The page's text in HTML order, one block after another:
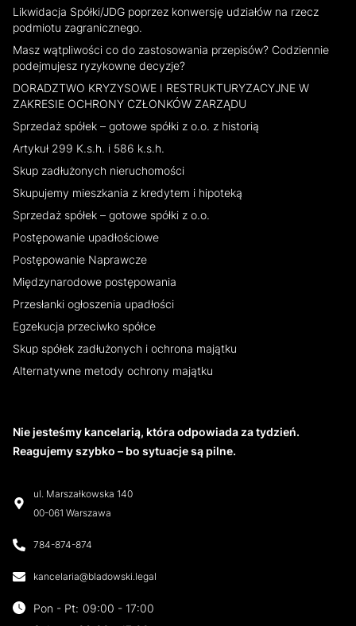
Nie jesteśmy kancelarią, która odpowiada za tydzień.
Reagujemy szybko – bo sytuacje są pilne.
ul. Marszałkowska 140
00-061 Warszawa
784-874-874
kancelaria@bladowski.legal
Pon - Pt: 09:00 - 17:00
Likwidacja Spółki/JDG poprzez konwersję udziałów na rzecz
podmiotu zagranicznego.
Masz wątpliwości co do zastosowania przepisów? Codziennie
podejmujesz ryzykowne decyzje?
DORADZTWO KRYZYSOWE I RESTRUKTURYZACYJNE W
ZAKRESIE OCHRONY CZŁONKÓW ZARZĄDU
Sprzedaż spółek – gotowe spółki z o.o. z historią
Artykuł 299 K.s.h. i 586 k.s.h.
Skup zadłużonych nieruchomości
Skupujemy mieszkania z kredytem i hipoteką
Sprzedaż spółek – gotowe spółki z o.o.
Postępowanie upadłościowe
Postępowanie Naprawcze
Międzynarodowe postępowania
Przesłanki ogłoszenia upadłości
Egzekucja przeciwko spółce
Skup spółek zadłużonych i ochrona majątku
Alternatywne metody ochrony majątku